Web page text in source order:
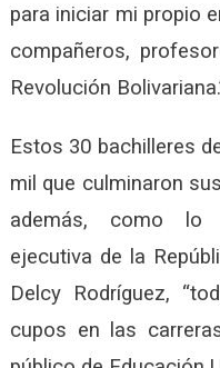
para iniciar mi propio
compañeros,
Revolución
Estos 30 bachilleres
mil que culminaron
además, como lo
ejecutiva de la
Delcy Rodríguez,
cupos en las